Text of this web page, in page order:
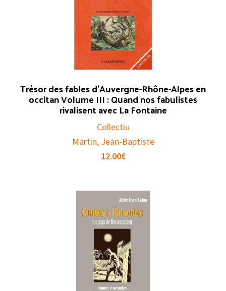
Trésor des fables d’Auvergne-Rhône-Alpes en
occitan Volume III : Quand nos fabulistes
rivalisent avec La Fontaine
Collectiu
Martin, Jean-Baptiste
12.00€